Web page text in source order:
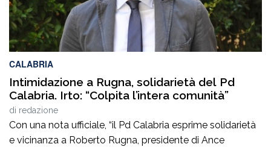
CALABRIA
Intimidazione a Rugna, solidarietà del Pd
Calabria. Irto: “Colpita l’intera comunità”
di redazione
Con una nota ufficiale, “il Pd Calabria esprime solidarietà
e vicinanza a Roberto Rugna, presidente di Ance